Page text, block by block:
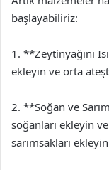
başlayabiliriz:
1. **Zeytinyağını
ekleyin ve orta
2. **Soğan ve
soğanları ekleyin
sarımsakları